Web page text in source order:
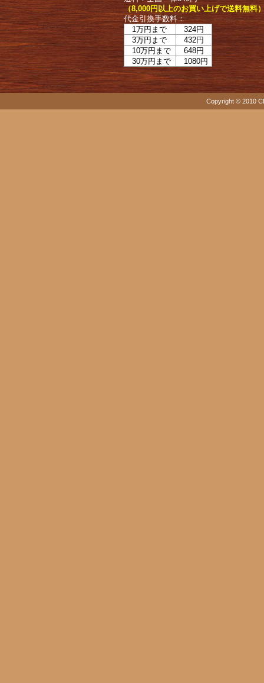
（8,000円以上のお買い上げで送料無料
代金引換手数料：
1万円まで
324円
3万円まで
432円
10万円まで
648円
30万円まで
1080円
Copyright © 2010